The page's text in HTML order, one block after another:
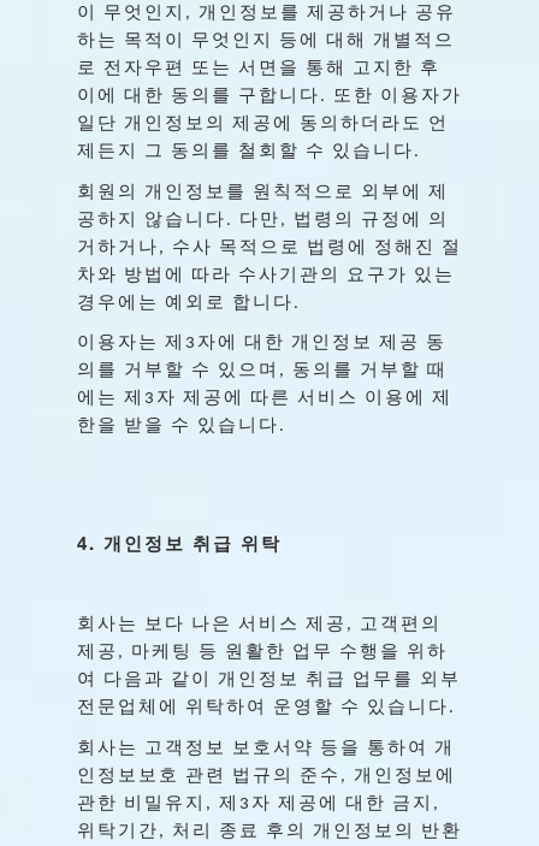
이
무엇인지 , 개인정보를 제공하거나 공유
하는 목적이 무엇인지 등에 대해
개별적으
로
전자우편 또는 서면을 통해 고지한 후
이에
대한 동의를 구합니다 . 또한 이용자가
일단 개인정보의 제공에 동의하더라도
언
제든지
그 동의를 철회할 수 있습니다 .
회원의 개인정보를 원칙적으로 외부에 제
공하지
않습니다 . 다만 , 법령의 규정에
의
거하거나 , 수사 목적으로 법령에 정해진
절
차와 방법에 따라 수사기관의 요구가 있는
경우에는 예외로 합니다 .
이용자는 제 3 자에 대한 개인정보 제공 동
의를 거부할 수 있으며 , 동의를 거부할 때
에는 제 3 자 제공에 따른 서비스 이용에
제
한을 받을 수 있습니다 .
4. 개인정보 취급 위탁
회사는 보다 나은 서비스 제공 , 고객편의
제공 , 마케팅 등 원활한 업무 수행을 위하
여
다음과 같이 개인정보 취급 업무를 외부
전문업체에
위탁하여 운영할 수 있습니다 .
회사는 고객정보 보호서약 등을 통하여
개
인정보보호
관련 법규의 준수 , 개인정보에
관한 비밀유지 , 제 3 자 제공에 대한 금지 ,
위탁기간 , 처리 종료 후의 개인정보의
반환